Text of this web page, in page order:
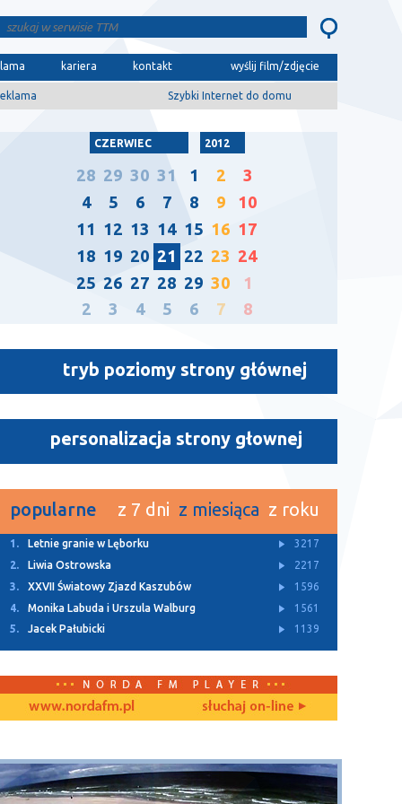
kariera kontakt wyślij film/zdjęcie
Szybki Internet do domu
CZERWIEC 2012
28 29 30 31 1 2
3
4
5 6 7 8 9
10
11 12 13 14 15 16 17
18 19 20 21 22 23 24
25 26 27 28 29 30
1
2
3 4 5 6 7 8
tryb poziomy strony głównej
personalizacja strony głownej
popularne z 7 dni z miesiąca z roku
1. Z Archiwum TTM
11455
2.
Rusza budowa dwóch ulic w Bolszewie
4931
3.
Letnie granie w Lęborku
3217
4.
Za nami Kaszubski Kiermasz Wielkanocny
3143
5.
„Lodówka społeczna” stanęła w Redzie 3113